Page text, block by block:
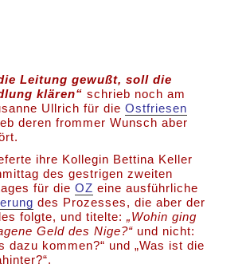
Leitung gewußt, soll die
klären“ schrieb noch am
Ullrich für dieOstfriesen
deren frommer Wunsch aber
ihre Kollegin Bettina Keller
des gestrigen zweiten
für dieOZ eine ausführliche
des Prozesses, die aber der
folgte, und titelte:„Wohin ging
Geld des Nige?“ und nicht:
dazu kommen?“ und „Was ist die